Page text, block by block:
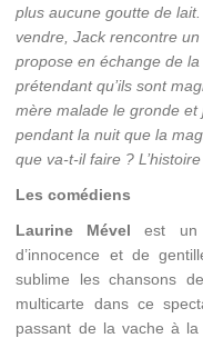
plus aucune goutte de
vendre, Jack rencontre
propose en échange de
prétendant qu’ils sont
mère malade le gronde et
pendant la nuit que la
que va-t-il faire ?
Les comédiens
Laurine Mével est un
d’innocence et de
sublime les chansons
multicarte dans ce
passant de la vache à la